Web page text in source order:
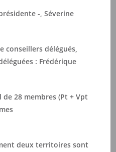
-, Séverine
conseillers délégués,
: Frédérique
28 membres (Pt + Vpt
deux territoires sont